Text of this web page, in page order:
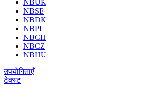
NBUK
NBSE
NBDK
NBPL
NBCH
NBCZ
NBHU
उपयोगिताएँ
टेक्स्ट